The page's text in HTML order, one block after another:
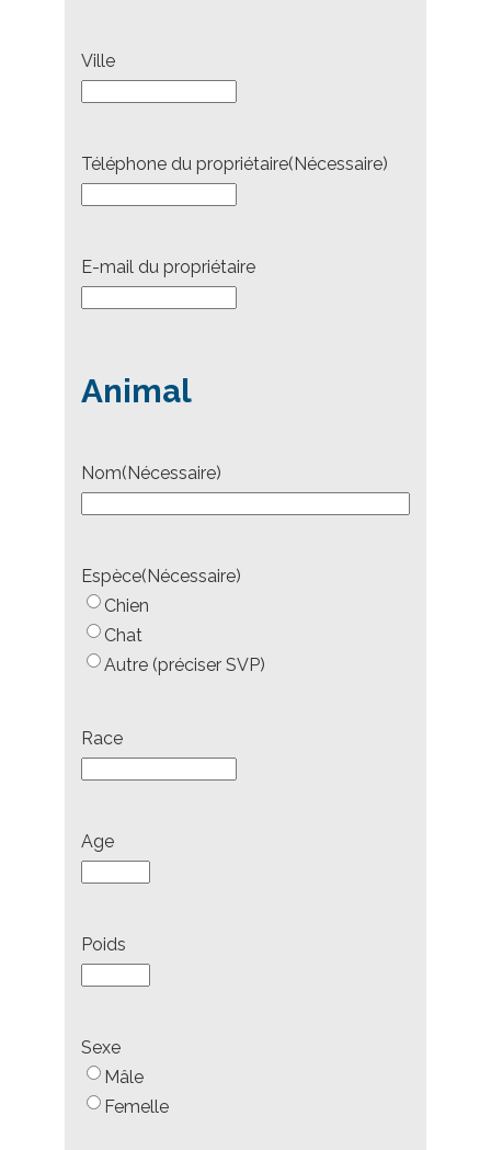
Ville
Téléphone du propriétaire(Nécessaire)
E-mail du propriétaire
Animal
Nom(Nécessaire)
Espèce(Nécessaire)
Chien
Chat
Autre (préciser SVP)
Race
Age
Poids
Sexe
Mâle
Femelle